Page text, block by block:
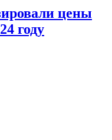
цены
году